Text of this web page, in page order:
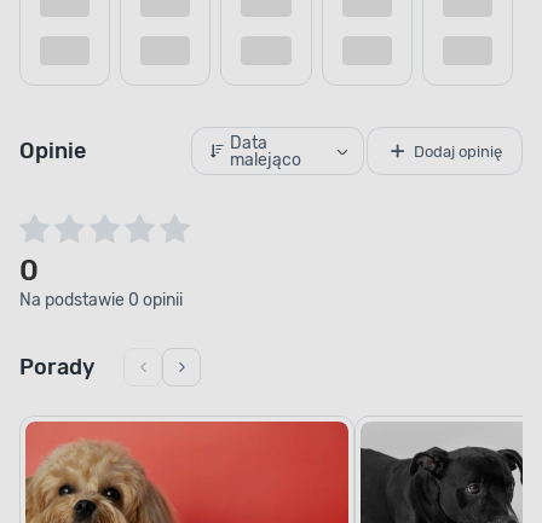
Opinie
Data
malejąco
Dodaj opinię
0
Na podstawie 0 opinii
Porady